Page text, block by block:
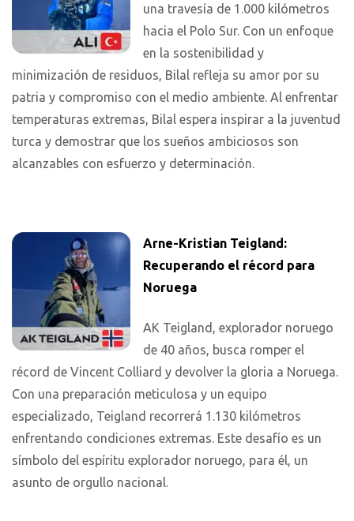
una travesía de 1.000 kilómetros
hacia el Polo Sur. Con un enfoque
en la sostenibilidad y
minimización de residuos, Bilal refleja su amor por su
patria y compromiso con el medio ambiente. Al enfrentar
temperaturas extremas, Bilal espera inspirar a la juventud
turca y demostrar que los sueños ambiciosos son
alcanzables con esfuerzo y determinación.
Arne-Kristian Teigland:
Recuperando el récord para
Noruega
AK Teigland, explorador noruego
de 40 años, busca romper el
récord de Vincent Colliard y devolver la gloria a Noruega.
Con una preparación meticulosa y un equipo
especializado, Teigland recorrerá 1.130 kilómetros
enfrentando condiciones extremas. Este desafío es un
símbolo del espíritu explorador noruego, para él, un
asunto de orgullo nacional.